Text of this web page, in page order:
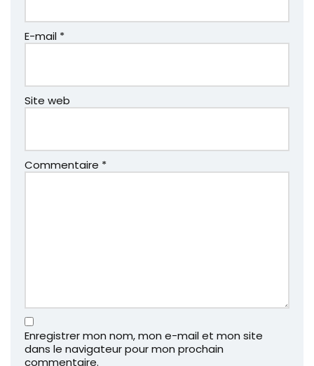
E-mail *
Site web
Commentaire *
Enregistrer mon nom, mon e-mail et mon site
dans le navigateur pour mon prochain
commentaire.